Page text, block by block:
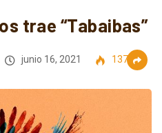
trae “Tabaibas”
junio 16, 2021 1371